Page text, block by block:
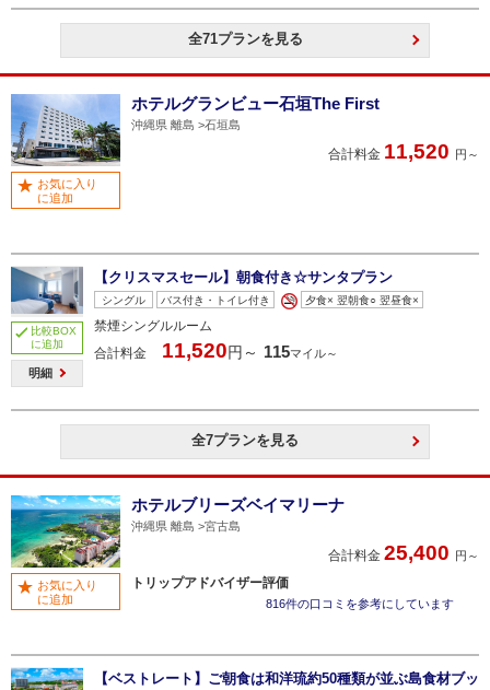
全71プランを見る
ホテルグランビュー石垣The First
沖縄県 離島 石垣島
合計料金 11,520 円～
お気に入り
に追加
比較BOX
に追加
明細
【クリスマスセール】朝食付き☆サンタプラン
シングル バス付き・トイレ付き 夕食× 翌朝食○ 翌昼食×
禁煙シングルルーム
合計料金
11,520円～ 115マイル～
全7プランを見る
ホテルブリーズベイマリーナ
沖縄県 離島 宮古島
合計料金 25,400 円～
トリップアドバイザー評価
816件の口コミを参考にしています
お気に入り
に追加
【ベストレート】ご朝食は和洋琉約50種類が並ぶ島食材ブッ